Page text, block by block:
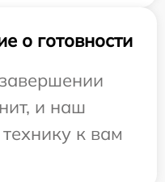
о готовности
и наш
к вам